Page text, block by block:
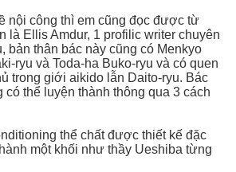
nội công thì em cũng đọc được từ
là Ellis Amdur, 1 profilic writer chuyên
bản thân bác này cũng có Menkyo
ryu và Toda-ha Buko-ryu và có quen
trong giới aikido lẫn Daito-ryu. Bác
có thể luyện thành thông qua 3 cách
thể chất được thiết kế đặc
một khối như thầy Ueshiba từng